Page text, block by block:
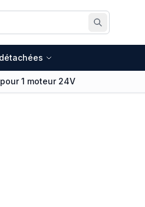
Rechercher
1 moteur 24V